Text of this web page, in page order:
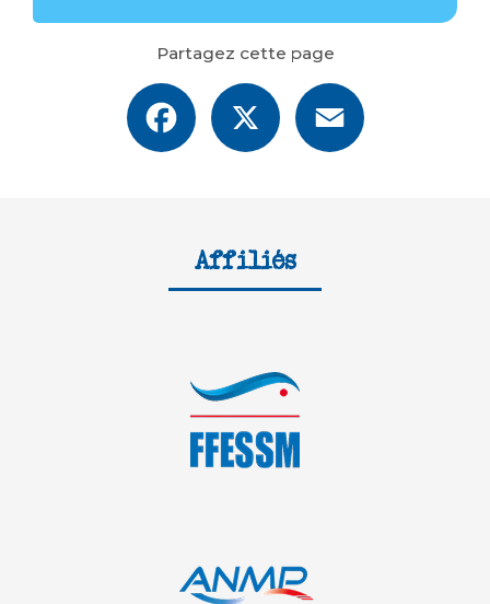
Partagez cette page
Facebook
Affiliés